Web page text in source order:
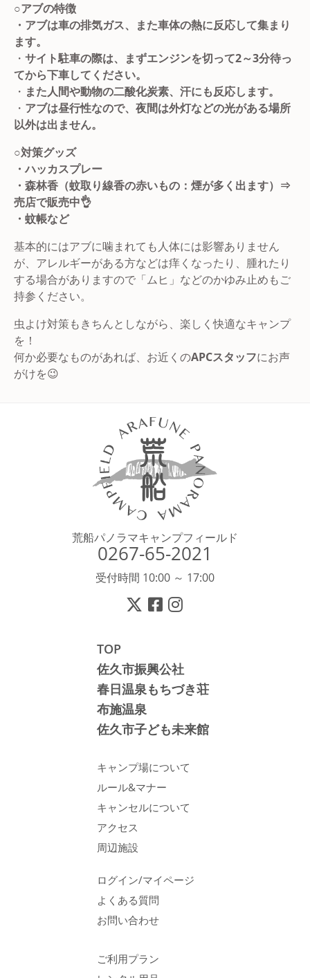
○アブの特徴
・アブは車の排気ガス、また車体の熱に反応して集まり
ます。
・ サイト駐車の際は、まずエンジンを切って2～3分待っ
てから下車してください。
・ また人間や動物の二酸化炭素、汗にも反応します。
・ アブは昼行性なので、夜間は外灯などの光がある場所
以外は出ません。
○対策グッズ
・ハッカスプレー
・森林香（蚊取り線香の赤いもの：煙が多く出ます）⇒
売店で販売中👌
・蚊帳など
基本的にはアブに噛まれても人体には影響ありません
が、アレルギーがある方などは痒くなったり、腫れたり
する場合がありますので「ムヒ」などのかゆみ止めもご
持参ください。
虫よけ対策もきちんとしながら、楽しく快適なキャンプ
を！
何か必要なものがあれば、お近くのAPCスタッフにお声
がけを😉
荒船パノラマキャンプフィールド
0267-65-2021
受付時間 10:00 ～ 17:00
TOP
佐久市振興公社
春日温泉もちづき荘
布施温泉
佐久市子ども未来館
キャンプ場について
ルール&マナー
キャンセルについて
アクセス
周辺施設
ログイン/マイページ
よくある質問
お問い合わせ
ご利用プラン